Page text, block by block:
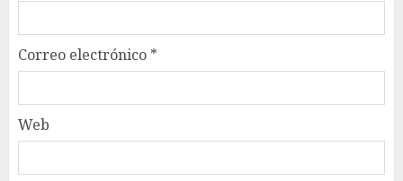
Correo electrónico *
Web